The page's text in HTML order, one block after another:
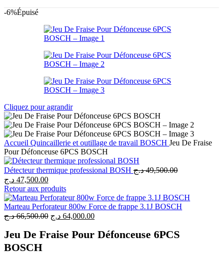
-6%Épuisé
Cliquez pour agrandir
Accueil Quincaillerie et outillage de travail BOSCH Jeu De Fraise
Pour Défonceuse 6PCS BOSCH
Détecteur thermique professional BOSH 49,500.00 د.ج
Le
prix
initial
était :
49,500.00 د.ج.
47,500.00 د.ج
Le
prix
actuel
est :
47,500.00 د.ج.
Retour aux produits
Marteau Perforateur 800w Force de frappe 3.1J BOSCH
66,500.00 د.ج
Le
initial
64,000.00 د.ج
Le
actuel
Jeu De Fraise Pour Défonceuse 6PCS
BOSCH